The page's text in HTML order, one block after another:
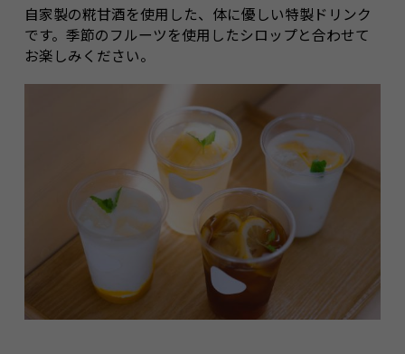
自家製の糀甘酒を使用した、体に優しい特製ドリンク
です。季節のフルーツを使用したシロップと合わせて
お楽しみください。